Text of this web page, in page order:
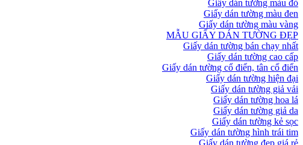
Giấy dán tường màu đỏ
Giấy dán tường màu đen
Giấy dán tường màu vàng
MẪU GIẤY DÁN TƯỜNG ĐẸP
Giấy dán tường bán chạy nhất
Giấy dán tường cao cấp
Giấy dán tường cổ điển, tân cổ điển
Giấy dán tường hiện đại
Giấy dán tường giả vải
Giấy dán tường hoa lá
Giấy dán tường giả da
Giấy dán tường kẻ sọc
Giấy dán tường hình trái tim
Giấy dán tường đẹp giá rẻ